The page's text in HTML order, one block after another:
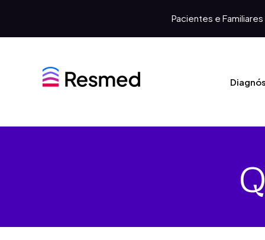
Pacientes e Familiares